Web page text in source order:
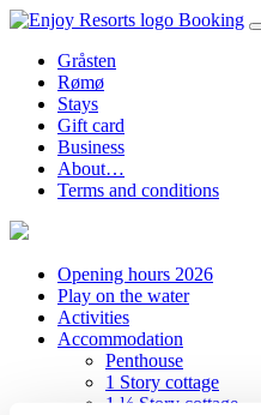
Booking
Gråsten
Rømø
Stays
Gift card
Business
About…
Terms and conditions
Opening hours 2026
Play on the water
Activities
Accommodation
Penthouse
1 Story cottage
1 ½ Story cottage